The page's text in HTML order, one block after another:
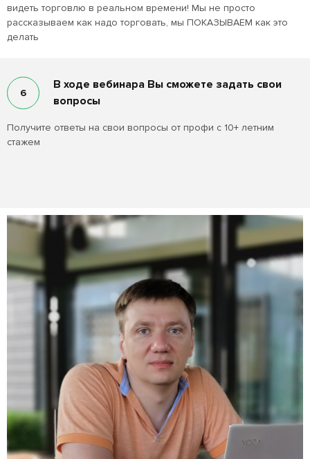
видеть торговлю в реальном времени! Мы не просто
рассказываем как надо торговать, мы ПОКАЗЫВАЕМ как это
делать
6
В ходе вебинара Вы сможете задать свои
вопросы
Получите ответы на свои вопросы от профи с 10+ летним
стажем